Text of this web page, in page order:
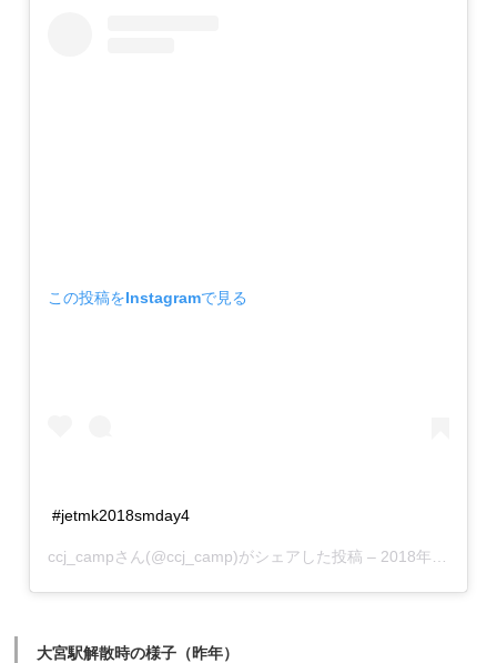
この投稿をInstagramで見る
#jetmk2018smday4
ccj_campさん(@ccj_camp)がシェアした投稿 – 2018年 7月月27日午前1時40分PDT
大宮駅解散時の様子（昨年）